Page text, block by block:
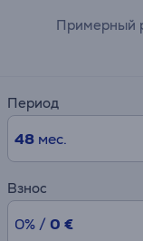
Примерный
Период
48мес.
Взнос
0% / 0 €